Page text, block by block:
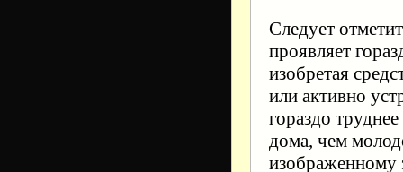
Следует
проявляет
изобретая
или активно
гораздо
дома, чем
изображенному